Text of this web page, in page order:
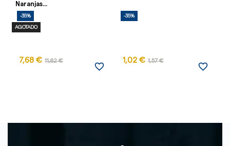
Naranjas...
-35%
AGOTADO
7,68 € 11,82 €
favorite_border
-35%
1,02 € 1,57 €
favorite_border